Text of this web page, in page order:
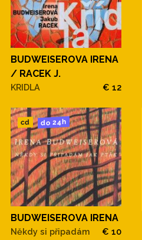
BUDWEISEROVA IRENA
/ RACEK J.
KRIDLA € 12
cd do 24h
BUDWEISEROVA IRENA
Někdy si připadám
€ 10